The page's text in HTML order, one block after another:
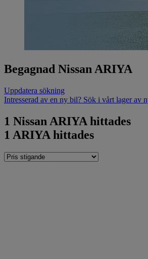
Begagnad Nissan ARIYA
Uppdatera sökning
Intresserad av en ny bil? Sök i vårt lager av
1 Nissan ARIYA hittades
1 ARIYA hittades